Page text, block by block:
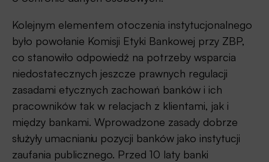
Kolejnym elementem otoczenia instytucjonalnego
było powołanie Komisji Etyki Bankowej przy ZBP,
co stanowiło odpowiedź na potrzeby wsparcia
niedostatecznych jeszcze prawnych regulacji
zasadami etycznych zachowań banków i ich
pracowników tak w relacjach z klientami, jak i
między bankami. Wprowadzone zasady dobrze
służyły umacnianiu pozycji banków jako instytucji
zaufania publicznego. Przed 10 laty banki